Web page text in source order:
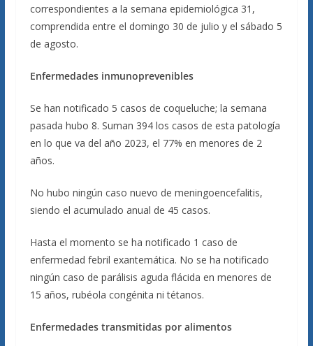
correspondientes a la semana epidemiológica 31,
comprendida entre el domingo 30 de julio y el sábado 5
de agosto.
Enfermedades inmunoprevenibles
Se han notificado 5 casos de coqueluche; la semana
pasada hubo 8. Suman 394 los casos de esta patología
en lo que va del año 2023, el 77% en menores de 2
años.
No hubo ningún caso nuevo de meningoencefalitis,
siendo el acumulado anual de 45 casos.
Hasta el momento se ha notificado 1 caso de
enfermedad febril exantemática. No se ha notificado
ningún caso de parálisis aguda flácida en menores de
15 años, rubéola congénita ni tétanos.
Enfermedades transmitidas por alimentos